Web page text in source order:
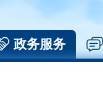
政务服务